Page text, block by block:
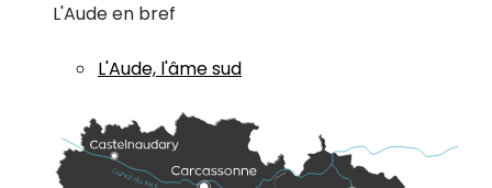
L'Aude en bref
L'Aude, l'âme sud